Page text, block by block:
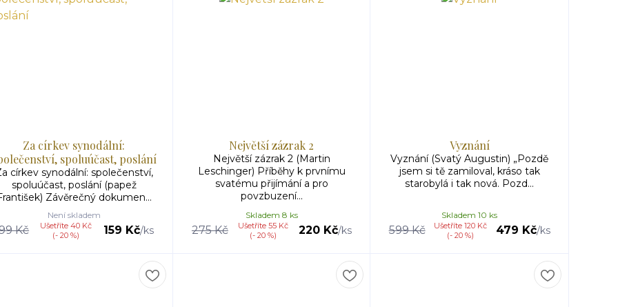
Za církev synodální:
spoluúčast, poslání
církev synodální: společenství,
spoluúčast, poslání (papež
Závěrečný dokumen...
Kč
Ušetříte 40 Kč
(- 20 %)
159 Kč/ks
Není skladem
Největší zázrak 2
Největší zázrak 2 (Martin
Leschinger) Příběhy k prvnímu
svatému přijímání a pro
povzbuzení...
275 Kč
Ušetříte 55 Kč
(- 20 %)
220 Kč/ks
Skladem 8 ks
Vyznání
Vyznání (Svatý Augustin) „Pozdě
jsem si tě zamiloval, kráso tak
starobylá i tak nová. Pozd...
599 Kč
Ušetříte 120 Kč
(- 20 %)
479 Kč/ks
Skladem 10 ks